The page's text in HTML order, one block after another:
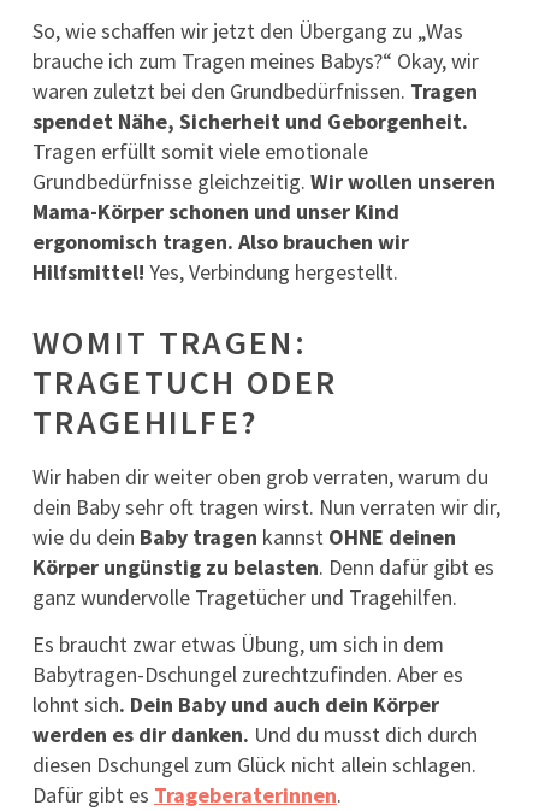
So, wie schaffen wir jetzt den Übergang zu „Was
brauche ich zum Tragen meines Babys?“ Okay, wir
waren zuletzt bei den Grundbedürfnissen. Tragen
spendet Nähe, Sicherheit und Geborgenheit.
Tragen erfüllt somit viele emotionale
Grundbedürfnisse gleichzeitig. Wir wollen unseren
Mama-Körper schonen und unser Kind
ergonomisch tragen. Also brauchen wir
Hilfsmittel! Yes, Verbindung hergestellt.
WOMIT TRAGEN:
TRAGETUCH ODER
TRAGEHILFE?
Wir haben dir weiter oben grob verraten, warum du
dein Baby sehr oft tragen wirst. Nun verraten wir dir,
wie du dein Baby tragen kannst OHNE deinen
Körper ungünstig zu belasten. Denn dafür gibt es
ganz wundervolle Tragetücher und Tragehilfen.
Es braucht zwar etwas Übung, um sich in dem
Babytragen-Dschungel zurechtzufinden. Aber es
lohnt sich. Dein Baby und auch dein Körper
werden es dir danken. Und du musst dich durch
diesen Dschungel zum Glück nicht allein schlagen.
Dafür gibt es Trageberaterinnen.